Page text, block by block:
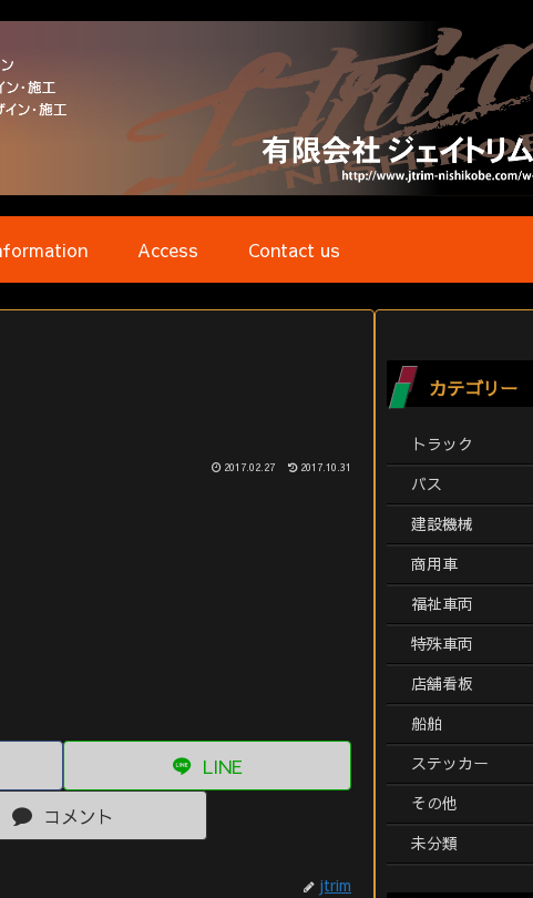
Access Contact us
2017.02.27 2017.10.31
LINE
コメント
jtrim
カテゴリー
トラック
バス
建設機械
商用車
福祉車両
特殊車両
店舗看板
船舶
ステッカー
その他
未分類